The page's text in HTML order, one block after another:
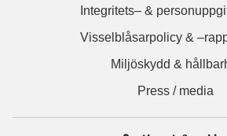
Integritets– &
Visselblåsarpolicy &
Miljöskydd &
Press / media